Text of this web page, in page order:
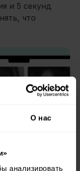
О нас
анализировать
и 5 секунд
что